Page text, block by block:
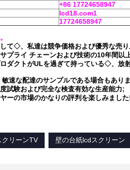
+86 17724658947
lcd18.com1
17724658947
て◇、私達は競争価格および優秀な売
プライ チェーンおよび技術の10年間以
ダクトがULを過ぎて持っている◇、放
速な配達のサンプルである場合もあり
試験および完全な検査有効な生産能力;
ーの市場のかなりの評判を楽しみまし
リーンTV
壁の台紙lcdスクリーン